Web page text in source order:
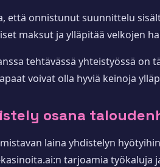
että onnistunut suunnittelu
maksut ja ylläpitää velkojen
tehtävässä yhteistyössä
voivat olla hyviä keinoja
osana
laina yhdistelyn
tarjoamia